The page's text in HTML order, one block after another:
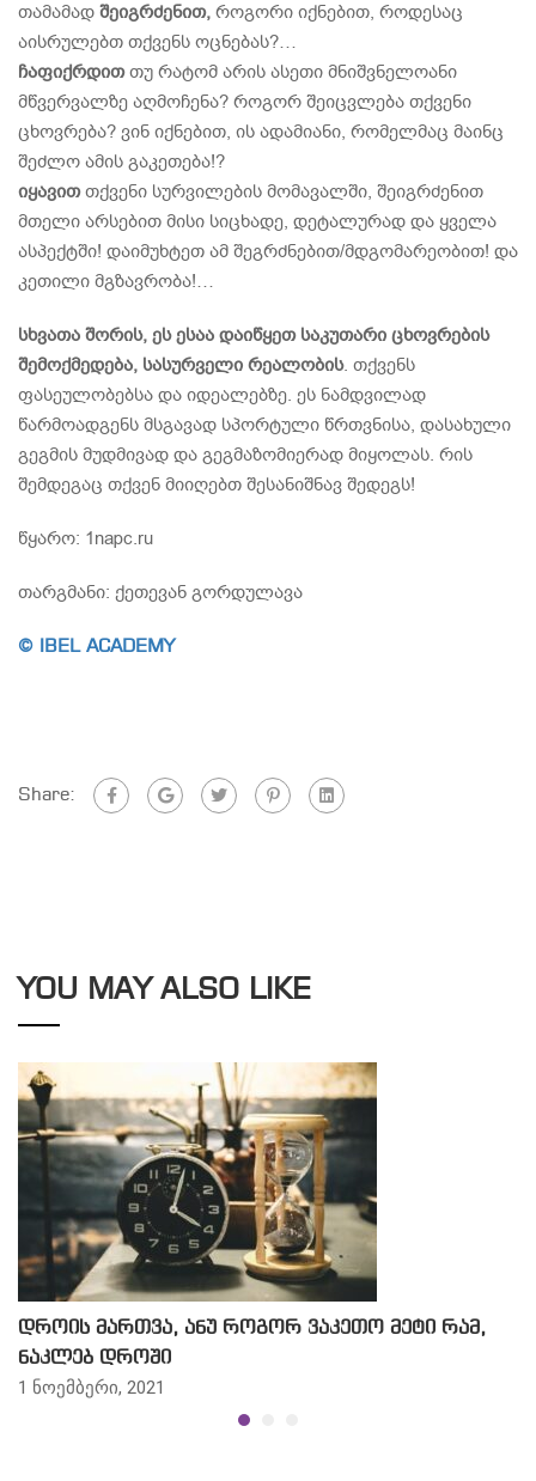
თამამად შეიგრძენით, როგორი იქნებით, როდესაც
აისრულებთ თქვენს ოცნებას?…
ჩაფიქრდითთუ რატომ არის ასეთი მნიშვნელოანი
მწვერვალზე აღმოჩენა? როგორ შეიცვლება თქვენი
ცხოვრება? ვინ იქნებით, ის ადამიანი, რომელმაც მაინც
შეძლო ამის გაკეთება!?
იყავითთქვენი სურვილების მომავალში, შეიგრძენით
მთელი არსებით მისი სიცხადე, დეტალურად და ყველა
ასპექტში! დაიმუხტეთ ამ შეგრძნებით/მდგომარეობით! და
კეთილი მგზავრობა!…
სხვათა შორის, ეს ესაა დაიწყეთ საკუთარი ცხოვრების
შემოქმედება, სასურველი რეალობის. თქვენს
ფასეულობებსა და იდეალებზე. ეს ნამდვილად
წარმოადგენს მსგავად სპორტული წრთვნისა, დასახული
გეგმის მუდმივად და გეგმაზომიერად მიყოლას. რის
შემდეგაც თქვენ მიიღებთ შესანიშნავ შედეგს!
წყარო: 1napc.ru
თარგმანი: ქეთევან გორდულავა
© IBEL ACADEMY
Share:
YOU MAY ALSO LIKE
დროის მართვა, ანუ როგორ ვაკეთო მეტი რამ,
ნაკლებ დროში
1 ნოემბერი, 2021